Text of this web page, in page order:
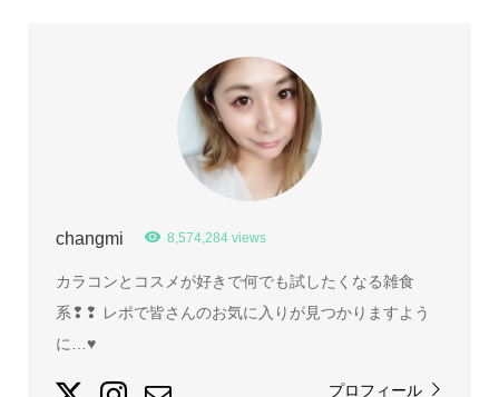
changmi 8,574,284 views
カラコンとコスメが好きで何でも試したくなる雑食
系❢❢ レポで皆さんのお気に入りが見つかりますよう
に…♥
プロフィール